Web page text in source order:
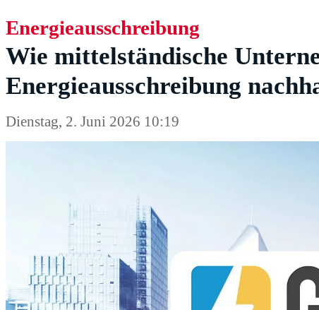
Energieausschreibung
Wie mittelständische
Energieausschreibung
Dienstag, 2. Juni 2026 10:19